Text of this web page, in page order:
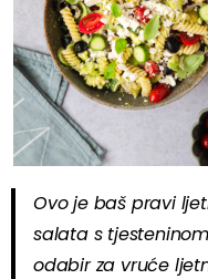
Ovo je baš pravi
salata s
odabir za vruće